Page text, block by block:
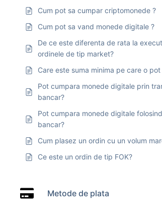
Cum pot sa cumpar criptomonede ?
Cum pot sa vand monede digitale ?
De ce este diferenta de rata la
ordinele de tip market?
Care este suma minima pe care o
Pot cumpara monede digitale prin
bancar?
Pot cumpara monede digitale
bancar?
Cum plasez un ordin cu un volum
Ce este un ordin de tip FOK?
Metode de plata